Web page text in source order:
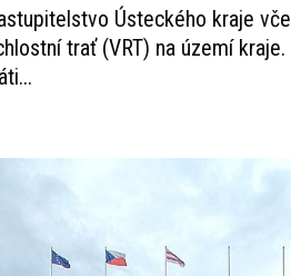
Ústeckého kraje
trať (VRT) na území